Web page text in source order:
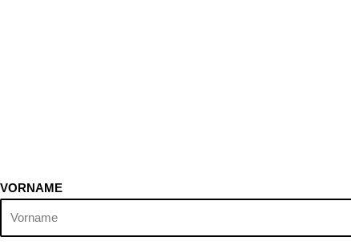
VORNAME